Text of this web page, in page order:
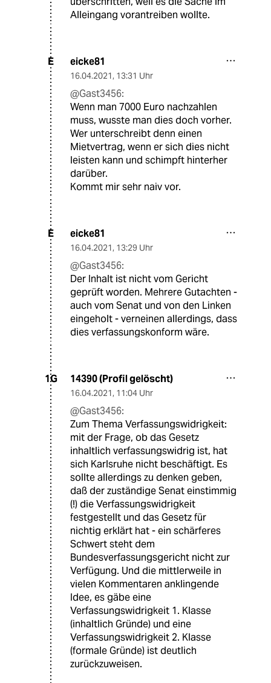
Alleingang vorantreiben wollte.
E eicke81
16.04.2021, 13:31 Uhr
@Gast3456:
Wenn man 7000 Euro nachzahlen
muss, wusste man dies doch vorher.
Wer unterschreibt denn einen
Mietvertrag, wenn er sich dies nicht
leisten kann und schimpft hinterher
darüber.
Kommt mir sehr naiv vor.
E eicke81
16.04.2021, 13:29 Uhr
@Gast3456:
Der Inhalt ist nicht vom Gericht
geprüft worden. Mehrere Gutachten -
auch vom Senat und von den Linken
eingeholt - verneinen allerdings, dass
dies verfassungskonform wäre.
1G 14390 (Profil gelöscht)
16.04.2021, 11:04 Uhr
@Gast3456:
Zum Thema Verfassungswidrigkeit:
mit der Frage, ob das Gesetz
inhaltlich verfassungswidrig ist, hat
sich Karlsruhe nicht beschäftigt. Es
sollte allerdings zu denken geben,
daß der zuständige Senat einstimmig
(!) die Verfassungswidrigkeit
festgestellt und das Gesetz für
nichtig erklärt hat - ein schärferes
Schwert steht dem
Bundesverfassungsgericht nicht zur
Verfügung. Und die mittlerweile in
vielen Kommentaren anklingende
Idee, es gäbe eine
Verfassungswidrigkeit 1. Klasse
(inhaltlich Gründe) und eine
Verfassungswidrigkeit 2. Klasse
(formale Gründe) ist deutlich
zurückzuweisen.